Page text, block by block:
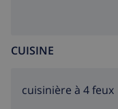
CUISINE
cuisinière à 4 feux